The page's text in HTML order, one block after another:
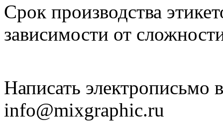
Срок производства
зависимости от
Написать электрописьмо
info@mixgraphic.ru